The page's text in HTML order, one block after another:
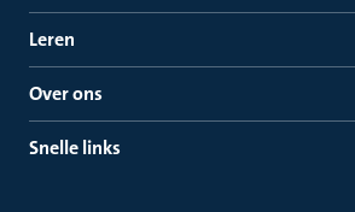
Leren
Over ons
Snelle links